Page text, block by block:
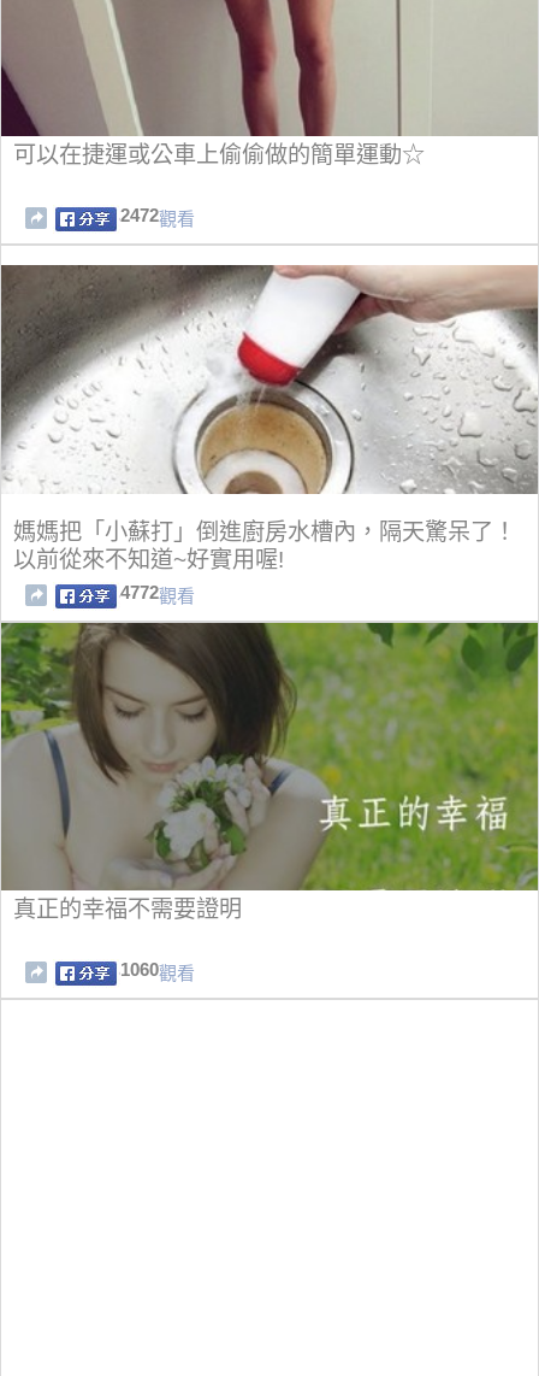
可以在捷運或公車上偷偷做的簡單運動☆
2472觀看
媽媽把「小蘇打」倒進廚房水槽內，隔天驚呆了！
以前從來不知道~好實用喔!
4772觀看
真正的幸福不需要證明
1060觀看